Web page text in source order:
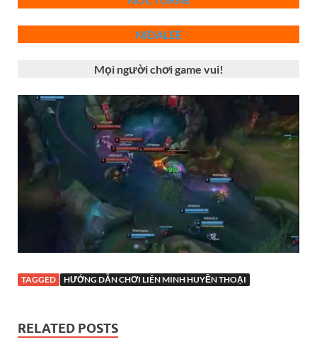
NIDALEE
Mọi người chơi game vui!
TAGGED HƯỚNG DẪN CHƠI LIÊN MINH HUYỀN THOẠI
RELATED POSTS